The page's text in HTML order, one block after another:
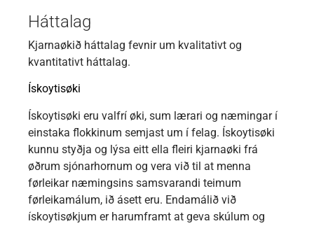
Háttalag
Kjarnaøkið háttalag fevnir um kvalitativt og
kvantitativt háttalag.
Ískoytisøki
Ískoytisøki eru valfrí øki, sum lærari og næmingar í
einstaka flokkinum semjast um í felag. Ískoytisøki
kunnu styðja og lýsa eitt ella fleiri kjarnaøki frá
øðrum sjónarhornum og vera við til at menna
førleikar næmingsins samsvarandi teimum
førleikamálum, ið ásett eru. Endamálið við
ískoytisøkjum er harumframt at geva skúlum og